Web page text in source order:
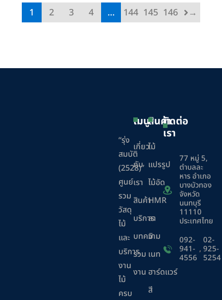
1 2 3 4 … 144 145 146 →
“รุ่ง
สมบัติ
(2528)”
ศูนย์
รวม
วัสดุ
ไม้
และ
บริการ
งาน
ไม้
ครบ
เมนู
เกี่ยว
กับ
เรา
สินค้า
บริการ
บทความ
ร่วม
งาน
สินค้า
ไม้
แปรรูป
ไม้อัด
HMR
ลา
มิ
เนท
ฮาร์ดแวร์
สี
ติดต่อ
เรา
77 หมู่ 5,
ตำบลละ
หาร อำเภอ
บางบัวทอง
จังหวัด
นนทบุรี
11110
ประเทศไทย
092-
941-
4556
,
02-
925-
5254